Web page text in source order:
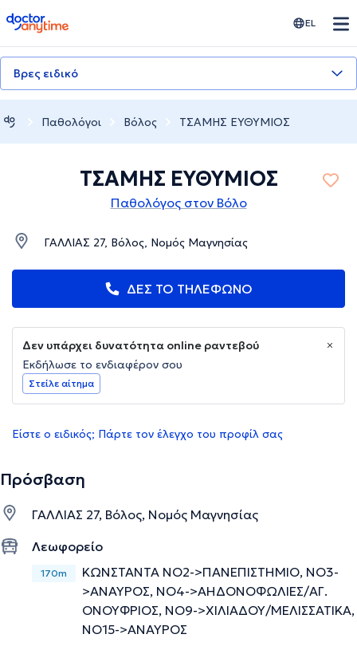
doctoranytime EL
Βρες ειδικό
Παθολόγοι Βόλος ΤΣΑΜΗΣ ΕΥΘΥΜΙΟΣ
ΤΣΑΜΗΣ ΕΥΘΥΜΙΟΣ
Παθολόγος στον Βόλο
ΓΑΛΛΙΑΣ 27, Βόλος, Νομός Μαγνησίας
ΔΕΣ ΤΟ ΤΗΛΕΦΩΝΟ
Δεν υπάρχει δυνατότητα online ραντεβού
Εκδήλωσε το ενδιαφέρον σου
Στείλε αίτημα
Είστε ο ειδικός; Πάρτε τον έλεγχο του προφίλ σας
Πρόσβαση
ΓΑΛΛΙΑΣ 27, Βόλος, Νομός Μαγνησίας
Λεωφορείο
170m
ΚΩΝΣΤΑΝΤΑ ΝΟ2->ΠΑΝΕΠΙΣΤΗΜΙΟ, ΝΟ3-
>ΑΝΑΥΡΟΣ, ΝΟ4->ΑΗΔΟΝΟΦΩΛΙΕΣ/ΑΓ.
ΟΝΟΥΦΡΙΟΣ, ΝΟ9->ΧΙΛΙΑΔΟΥ/ΜΕΛΙΣΣΑΤΙΚΑ,
ΝΟ15->ΑΝΑΥΡΟΣ